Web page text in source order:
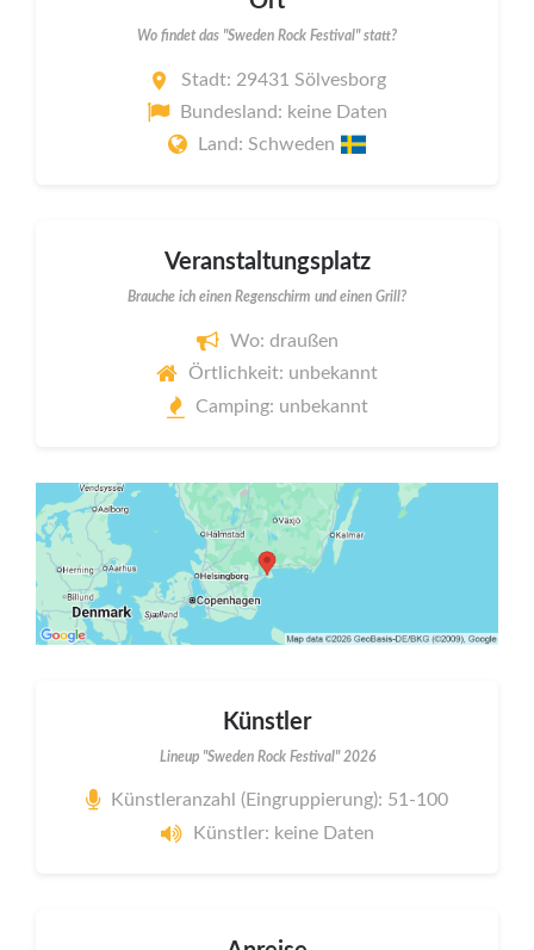
Wo findet das "Sweden Rock Festival" statt?
Stadt: 29431 Sölvesborg
Bundesland: keine Daten
Land: Schweden
Veranstaltungsplatz
Brauche ich einen Regenschirm und einen Grill?
Wo: draußen
Örtlichkeit: unbekannt
Camping: unbekannt
Künstler
Lineup "Sweden Rock Festival" 2026
Künstleranzahl (Eingruppierung): 51-100
Künstler: keine Daten